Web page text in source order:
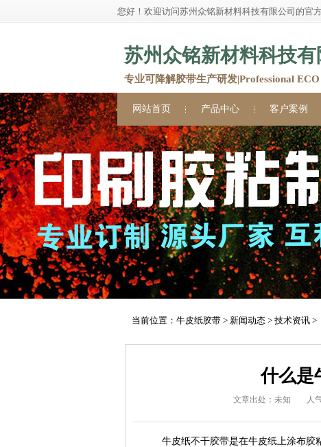
您好！欢迎访问苏州众铭新材料科技有限公司的官方
苏州众铭新材料科技有
专业可降解胶带生产研发|Professional
网站首页 产品中心 客户案例
当前位置： 牛皮纸胶带 > 新闻动态 > 技术资讯 >
什么是
文章出处：未知 人
牛皮纸不干胶带是在牛皮纸上涂布胶